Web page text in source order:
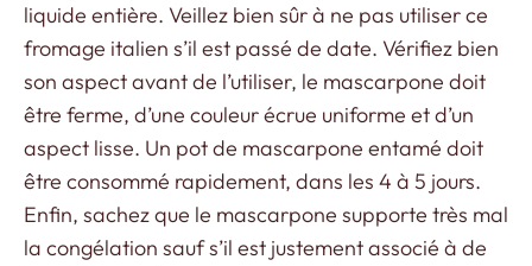
liquide entière. Veillez bien sûr à ne pas utiliser ce
fromage italien s’il est passé de date. Vérifiez bien
son aspect avant de l’utiliser, le mascarpone doit
être ferme, d’une couleur écrue uniforme et d’un
aspect lisse. Un pot de mascarpone entamé doit
être consommé rapidement, dans les 4 à 5 jours.
Enfin, sachez que le mascarpone supporte très mal
la congélation sauf s’il est justement associé à de